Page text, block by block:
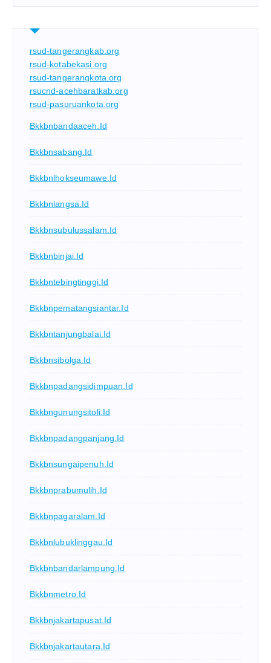
rsud-tangerangkab.org
rsud-kotabekasi.org
rsud-tangerangkota.org
rsucnd-acehbaratkab.org
rsud-pasuruankota.org
Bkkbnbandaaceh.id
Bkkbnsabang.id
Bkkbnlhokseumawe.id
Bkkbnlangsa.id
Bkkbnsubulussalam.id
Bkkbnbinjai.id
Bkkbntebingtinggi.id
Bkkbnpematangsiantar.id
Bkkbntanjungbalai.id
Bkkbnsibolga.id
Bkkbnpadangsidimpuan.id
Bkkbngunungsitoli.id
Bkkbnpadangpanjang.id
Bkkbnsungaipenuh.id
Bkkbnprabumulih.id
Bkkbnpagaralam.id
Bkkbnlubuklinggau.id
Bkkbnbandarlampung.id
Bkkbnmetro.id
Bkkbnjakartapusat.id
Bkkbnjakartautara.id